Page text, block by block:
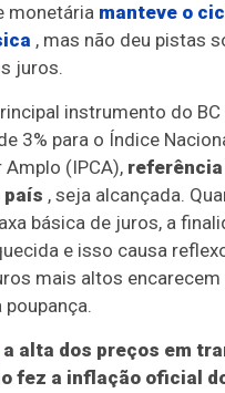
monetária manteve o
, mas não deu pistas
juros.
instrumento do
3% para o Índice
(IPCA),
país , seja alcançada.
básica de juros, a
e isso causa
mais altos
a alta dos preços em
fez a inflação oficial